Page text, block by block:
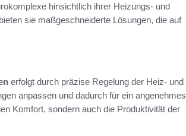
hinsichtlich ihrer Heizungs- und
sie maßgeschneiderte Lösungen, die auf
erfolgt durch präzise Regelung der Heiz- und
anpassen und dadurch für ein angenehmes
Komfort, sondern auch die Produktivität der